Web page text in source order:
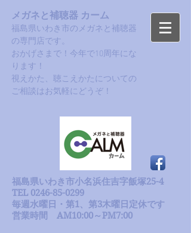
メガネと補聴器 カーム
福島県いわき市のメガネと補聴器
の専門店です。
おかげさまで！今年で10周年にな
ります！​
​視えかた、聴こえかたについての
ご相談はお気軽にどうぞ！
福島県いわき市小名浜住吉字飯塚25-4
TEL 0246-85-0299
毎週水曜日・第1、第3木曜日定休です
​営業時間 AM10:00～PM7:00